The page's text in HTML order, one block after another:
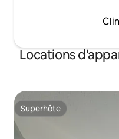
Locations
Superhôte
Superhôte